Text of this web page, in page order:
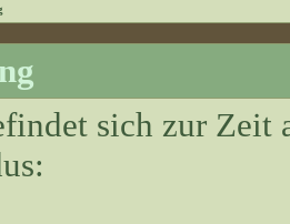
sich zur Zeit